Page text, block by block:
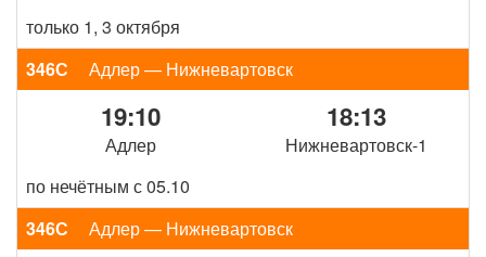
только 1, 3 октября
346С
Адлер — Нижневартовск
19:10
Адлер
18:13
Нижневартовск-1
по нечётным с 05.10
346С
Адлер — Нижневартовск